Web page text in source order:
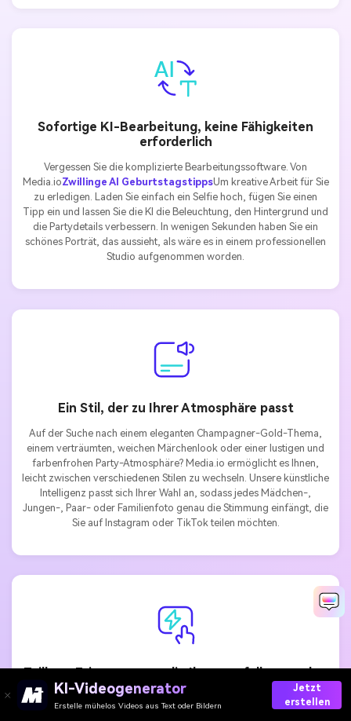
Sofortige KI-Bearbeitung, keine Fähigkeiten
erforderlich
Vergessen Sie die komplizierte Bearbeitungssoftware. Von
Media.ioZwillinge AI GeburtstagstippsUm kreative Arbeit für Sie
zu erledigen. Laden Sie einfach ein Selfie hoch, fügen Sie einen
Tipp ein und lassen Sie die KI die Beleuchtung, den Hintergrund und
die Partydetails verbessern. In wenigen Sekunden haben Sie ein
schönes Porträt, das aussieht, als wäre es in einem professionellen
Studio aufgenommen worden.
Ein Stil, der zu Ihrer Atmosphäre passt
Auf der Suche nach einem eleganten Champagner-Gold-Thema,
einem verträumten, weichen Märchenlook oder einer lustigen und
farbenfrohen Party-Atmosphäre? Media.io ermöglicht es Ihnen,
leicht zwischen verschiedenen Stilen zu wechseln. Unsere künstliche
Intelligenz passt sich Ihrer Wahl an, sodass jedes Mädchen-,
Jungen-, Paar- oder Familienfoto genau die Stimmung einfängt, die
Sie auf Instagram oder TikTok teilen möchten.
Teilbare Erinnerungen, die Ihnen gefallen werden
Dein neues Zwillinge ai geburtstag porträt
Nicht nur zum
Sparen, sondern zum Teilen. Exportieren Sie Ihre KI-generierten
KI-Videogenerator
Erstelle mühelos Videos aus Text oder Bildern
Jetzt
erstellen